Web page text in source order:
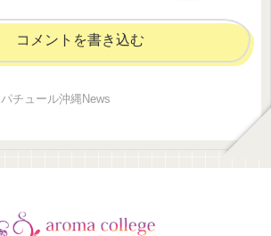
コメントを書き込む
パチュール沖縄News